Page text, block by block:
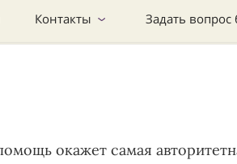
Контакты Задать вопрос
окажет самая